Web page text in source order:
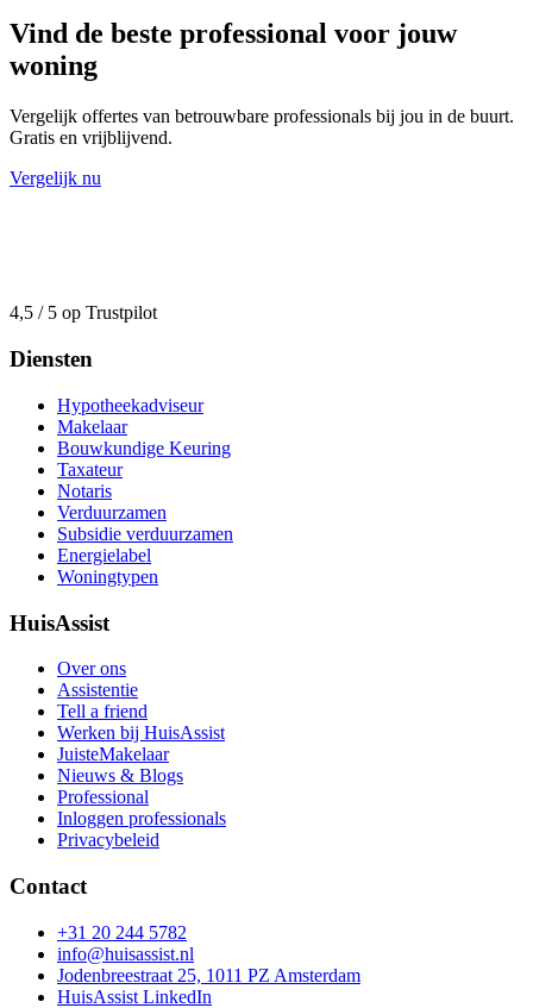
Vind de beste professional voor jouw
woning
Vergelijk offertes van betrouwbare professionals bij jou in de buurt.
Gratis en vrijblijvend.
Vergelijk nu
4,5 / 5 op Trustpilot
Diensten
Hypotheekadviseur
Makelaar
Bouwkundige Keuring
Taxateur
Notaris
Verduurzamen
Subsidie verduurzamen
Energielabel
Woningtypen
HuisAssist
Over ons
Assistentie
Tell a friend
Werken bij HuisAssist
JuisteMakelaar
Nieuws & Blogs
Professional
Inloggen professionals
Privacybeleid
Contact
+31 20 244 5782
info@huisassist.nl
Jodenbreestraat 25, 1011 PZ Amsterdam
HuisAssist LinkedIn